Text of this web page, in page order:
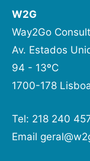
W2G
Way2Go
Av. Estados
94 - 13ºC
1700-178
Tel: 218 240
Email